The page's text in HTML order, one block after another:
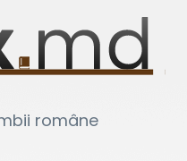
române